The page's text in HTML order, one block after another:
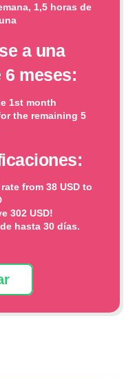
1,5 horas de
a una
meses:
1st month
the remaining 5
from 38 USD to
302 USD!
hasta 30 días.